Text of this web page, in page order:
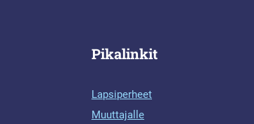
Pikalinkit
Lapsiperheet
Muuttajalle